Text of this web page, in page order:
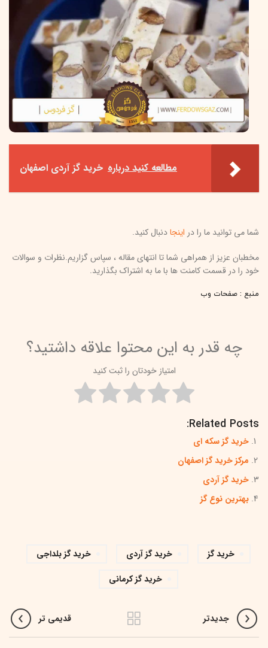
مطالعه کنید درباره‌ خرید گز آردی اصفهان
شما می توانید ما را در اینجادنبال کنید.
مخطبان عزیز از همراهی شما تا انتهای مقاله ، سپاس گزاریم.نظرات و سوالات
خود را در قسمت کامنت ها با ما به اشتراک بگذارید.
منبع : صفحات وب
چه قدر به این محتوا علاقه داشتید؟
امتیاز خودتان را ثبت کنید
Related Posts:
خرید گز سکه ای
مرکز خرید گز اصفهان
خرید گز آردی
بهترین نوع گز
خرید گز خرید گز آردی
خرید گز بلداجی
خرید گز کرمانی
جدیدتر قدیمی تر